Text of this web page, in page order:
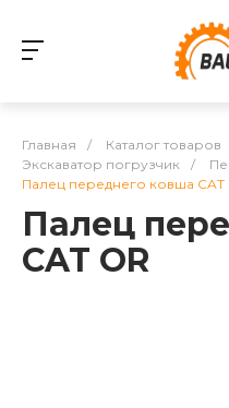
Главная / Каталог товаров
Экскаватор погрузчик
/
Палец переднего ковша CAT
Палец
CAT OR